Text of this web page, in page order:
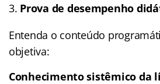
Prova de desempenho
Entenda o conteúdo
objetiva:
Conhecimento sistêmico da